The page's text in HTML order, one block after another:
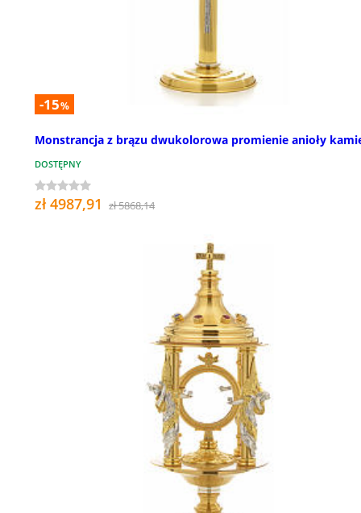
-15%
Monstrancja z brązu dwukolorowa promienie anioły
DOSTĘPNY
zł 4987,91 zł 5868,14